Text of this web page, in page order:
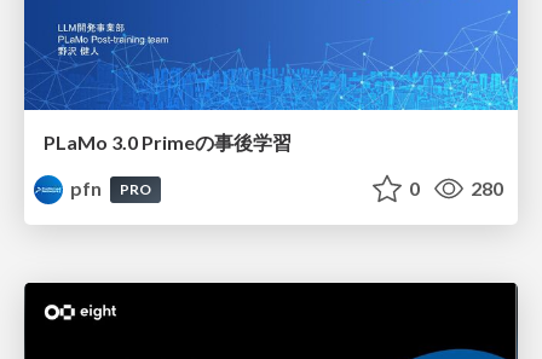
PLaMo 3.0 Primeの事後学習
pfn
PRO 0 280